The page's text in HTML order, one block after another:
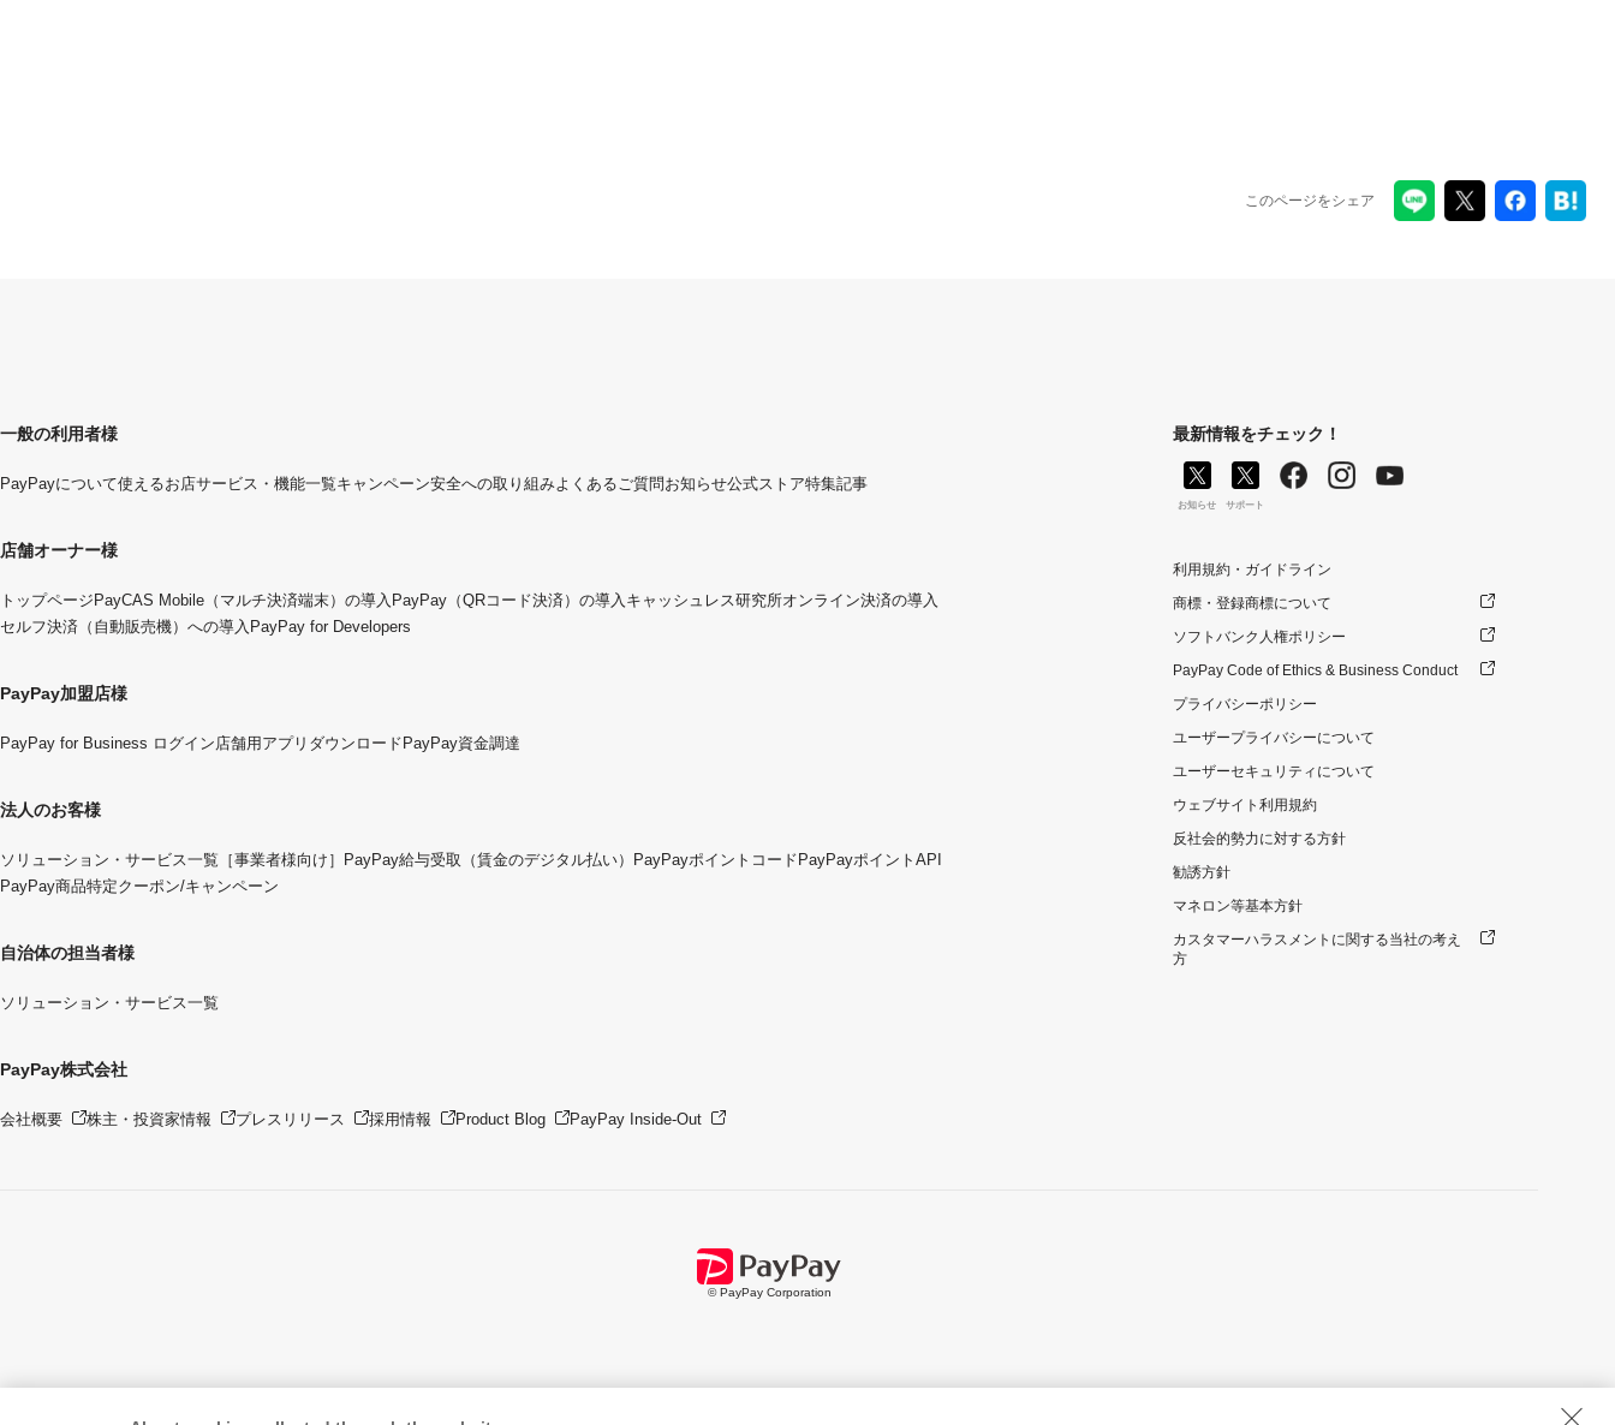
このページをシェア
一般の利用者様
PayPayについて使えるお店サービス・機能一覧キャンペーン安全への取り組みよくあるご質問お知らせ公式ストア特集記事
店舗オーナー様
トップページ PayCAS Mobile（マルチ決済端末）の導入 PayPay（QRコード決済）の導入 キャッシュレス研究所オンライン決済の導入
セルフ決済（自動販売機）への導入 PayPay for Developers
PayPay加盟店様
PayPay for Business ログイン店舗用アプリダウンロード PayPay資金調達
法人のお客様
ソリューション・サービス一覧 ［事業者様向け］PayPay給与受取（賃金のデジタル払い） PayPayポイントコード PayPayポイントAPI
PayPay商品特定クーポン/キャンペーン
自治体の担当者様
ソリューション・サービス一覧
PayPay株式会社
会社概要 株主・投資家情報 プレスリリース 採用情報 Product Blog PayPay Inside-Out
最新情報をチェック！
お知らせ サポート
利用規約・ガイドライン
商標・登録商標について
ソフトバンク人権ポリシー
PayPay Code of Ethics & Business Conduct
プライバシーポリシー
ユーザープライバシーについて
ユーザーセキュリティについて
ウェブサイト利用規約
反社会的勢力に対する方針
勧誘方針
マネロン等基本方針
カスタマーハラスメントに関する当社の考え
方
© PayPay Corporation